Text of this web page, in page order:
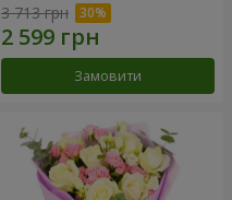
3 713 грн
Замовити